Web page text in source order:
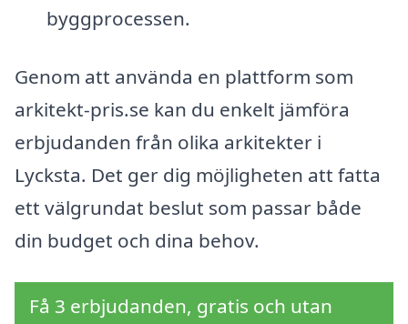
byggprocessen.
Genom att använda en plattform som
arkitekt-pris.se kan du enkelt jämföra
erbjudanden från olika arkitekter i
Lycksta. Det ger dig möjligheten att fatta
ett välgrundat beslut som passar både
din budget och dina behov.
Få 3 erbjudanden, gratis och utan